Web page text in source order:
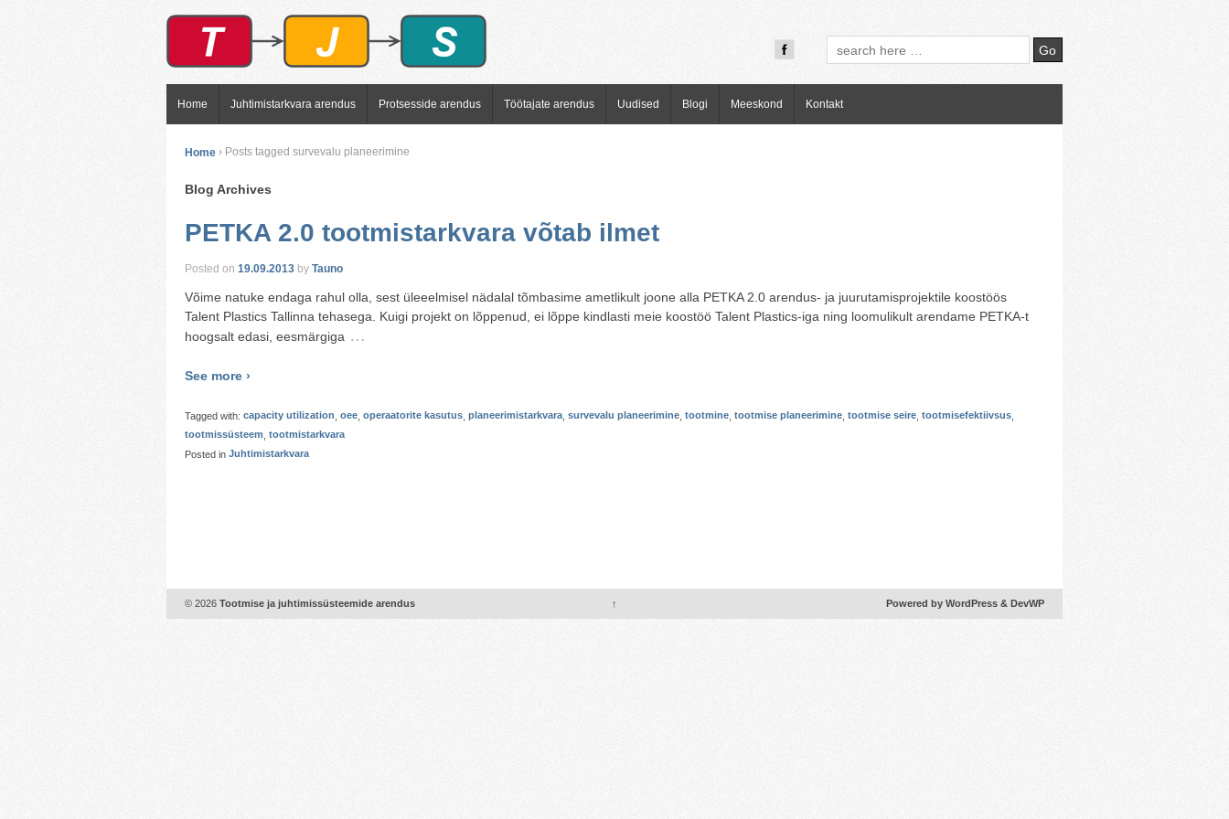
Home Juhtimistarkvara arendus Protsesside arendus Töötajate arendus Uudised Blogi Meeskond Kontakt
Home › Posts tagged survevalu planeerimine
Blog Archives
PETKA 2.0 tootmistarkvara võtab ilmet
Posted on 19.09.2013 by Tauno
Võime natuke endaga rahul olla, sest üleeelmisel nädalal tõmbasime ametlikult joone alla PETKA 2.0 arendus- ja juurutamisprojektile koostöös
Talent Plastics Tallinna tehasega. Kuigi projekt on lõppenud, ei lõppe kindlasti meie koostöö Talent Plastics-iga ning loomulikult arendame PETKA-t
hoogsalt edasi, eesmärgiga …
See more ›
Tagged with: capacity utilization oee operaatorite kasutus planeerimistarkvara, survevalu planeerimine tootmine tootmise planeerimine tootmise seire tootmisefektiivsus
tootmissüsteem tootmistarkvara
Posted in Juhtimistarkvara
© 2026 Tootmise ja juhtimissüsteemide arendus ↑ Powered by WordPress & DevWP